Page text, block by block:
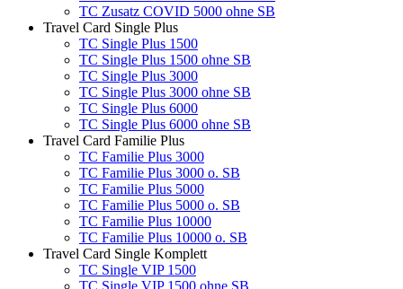
TC Zusatz COVID 5000 ohne SB
Travel Card Single Plus
TC Single Plus 1500
TC Single Plus 1500 ohne SB
TC Single Plus 3000
TC Single Plus 3000 ohne SB
TC Single Plus 6000
TC Single Plus 6000 ohne SB
Travel Card Familie Plus
TC Familie Plus 3000
TC Familie Plus 3000 o. SB
TC Familie Plus 5000
TC Familie Plus 5000 o. SB
TC Familie Plus 10000
TC Familie Plus 10000 o. SB
Travel Card Single Komplett
TC Single VIP 1500
TC Single VIP 1500 ohne SB